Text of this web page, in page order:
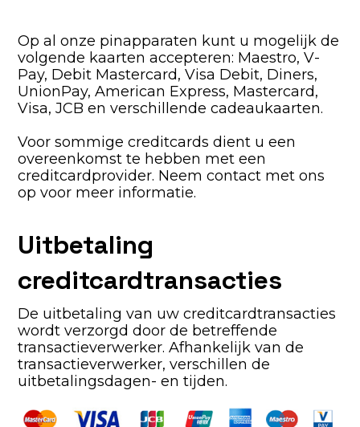
Op al onze pinapparaten kunt u mogelijk de
volgende kaarten accepteren: Maestro, V-
Pay, Debit Mastercard, Visa Debit, Diners,
UnionPay, American Express, Mastercard,
Visa, JCB en verschillende cadeaukaarten.
Voor sommige creditcards dient u een
overeenkomst te hebben met een
creditcardprovider. Neem contact met ons
op voor meer informatie.
Uitbetaling
creditcardtransacties
De uitbetaling van uw creditcardtransacties
wordt verzorgd door de betreffende
transactieverwerker. Afhankelijk van de
transactieverwerker, verschillen de
uitbetalingsdagen- en tijden.